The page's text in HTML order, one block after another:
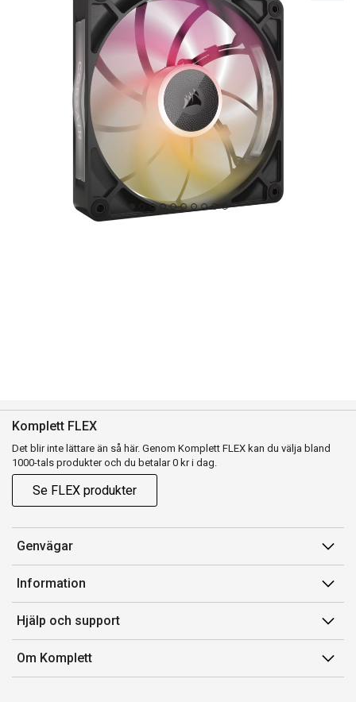
Komplett FLEX
Det blir inte lättare än så här. Genom Komplett FLEX kan du välja bland
1000-tals produkter och du betalar 0 kr i dag.
Se FLEX produkter
Genvägar
Konto
Orderhistorik
Presentkort
Komplett Club
Information
Försäljningsvillkor
Medlemsvillkor for Komplett Club
Lediga tjänster
Hjälp och support
Kontakta oss
Kundservice
Om Komplett